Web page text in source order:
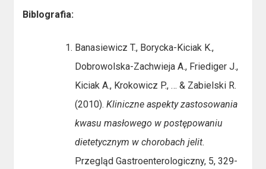
Biblografia:
Banasiewicz T., Borycka-Kiciak K.,
Dobrowolska-Zachwieja A., Friediger J.,
Kiciak A., Krokowicz P., … & Zabielski R.
(2010).Kliniczne aspekty zastosowania
kwasu masłowego w postępowaniu
dietetycznym w chorobach jelit.
Przegląd Gastroenterologiczny, 5, 329-